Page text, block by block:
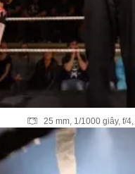
25 mm, 1/1000 giây, f/